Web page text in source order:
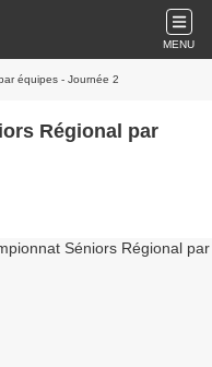
MENU
équipes - Journée 2
Régional par